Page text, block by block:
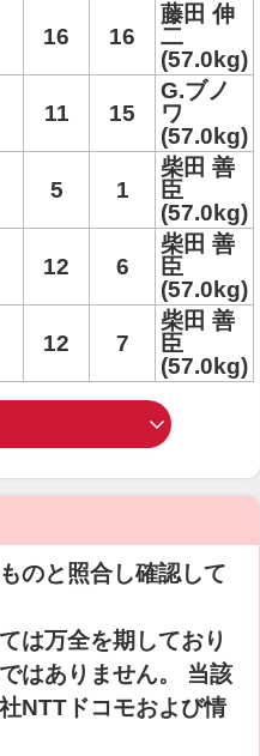
16 16
藤田 伸
二
(57.0kg)
11 15
G.ブノ
ワ
(57.0kg)
5 1
柴田 善
臣
(57.0kg)
12 6
柴田 善
臣
(57.0kg)
12 7
柴田 善
臣
(57.0kg)
のと照合し確認して
は万全を期しており
はありません。 当該
NTTドコモおよび情